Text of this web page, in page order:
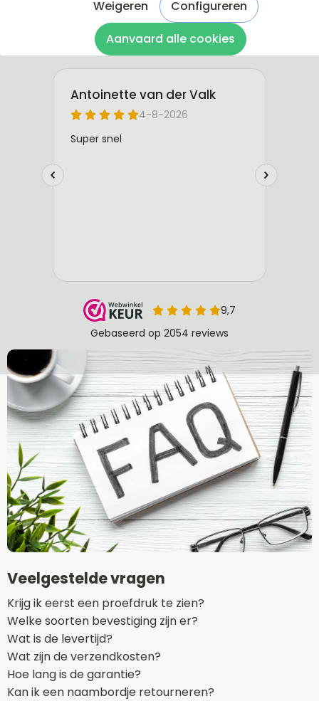
Veelgestelde vragen
Krijg ik eerst een proefdruk te zien?
Welke soorten bevestiging zijn er?
Wat is de levertijd?
Wat zijn de verzendkosten?
Hoe lang is de garantie?
Kan ik een naambordje retourneren?
Weigeren
Configureren
Aanvaard alle cookies